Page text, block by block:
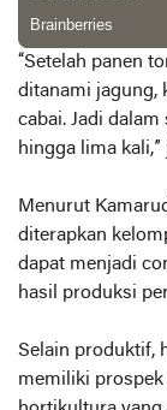
“Setelah panen
ditanami jagung,
cabai. Jadi
hingga lima kali,”
Menurut
diterapkan
dapat menjadi
hasil produksi
Selain produktif,
memiliki prospek